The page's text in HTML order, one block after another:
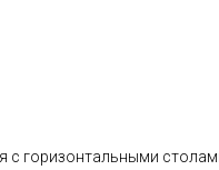
с горизонтальными